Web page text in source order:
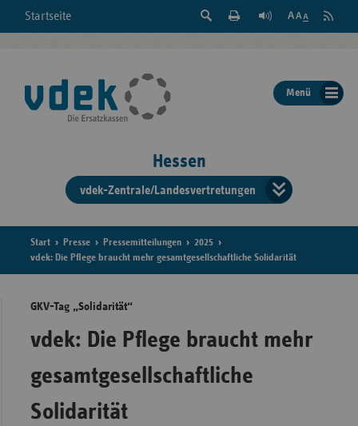
Startseite
Suche
der
Seite
Feed
Menü
Hessen
vdek-Zentrale/Landesvertretungen
der
Start Presse Pressemitteilungen
2025
vdek: Die Pflege braucht mehr gesamtgesellschaftliche Solidarität
GKV-Tag „Solidarität“
vdek: Die Pflege braucht mehr
gesamtgesellschaftliche
Solidarität